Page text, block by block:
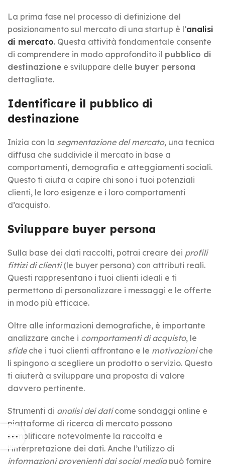
La prima fase nel processo di definizione del
posizionamento sul mercato di una startup è l’analisi
di mercato. Questa attività fondamentale consente
di comprendere in modo approfondito il pubblico di
destinazione e sviluppare delle buyer persona
dettagliate.
Identificare il pubblico di
destinazione
Inizia con la segmentazione del mercato, una tecnica
diffusa che suddivide il mercato in base a
comportamenti, demografia e atteggiamenti sociali.
Questo ti aiuta a capire chi sono i tuoi potenziali
clienti, le loro esigenze e i loro comportamenti
d’acquisto.
Sviluppare buyer persona
Sulla base dei dati raccolti, potrai creare dei profili
fittizi di clienti(le buyer persona) con attributi reali.
Questi rappresentano i tuoi clienti ideali e ti
permettono di personalizzare i messaggi e le offerte
in modo più efficace.
Oltre alle informazioni demografiche, è importante
analizzare anche i comportamenti di acquisto, le
sfideche i tuoi clienti affrontano e le motivazioniche
li spingono a scegliere un prodotto o servizio. Questo
ti aiuterà a sviluppare una proposta di valore
davvero pertinente.
Strumenti di analisi dei daticome sondaggi online e
piattaforme di ricerca di mercato possono
semplificare notevolmente la raccolta e
l’interpretazione dei dati. Anche l’utilizzo di
informazioni provenienti dai social mediapuò fornire